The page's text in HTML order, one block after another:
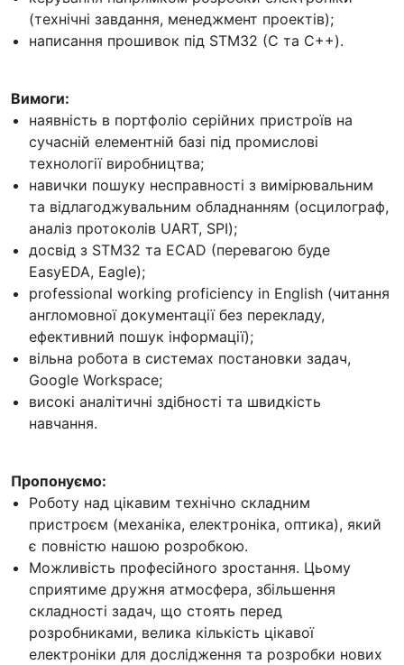
(технічні завдання, менеджмент проектів);
написання прошивок під STM32 (C та С++).
Вимоги:
наявність в портфоліо серійних пристроїв на
сучасній елементній базі під промислові
технології виробництва;
навички пошуку несправності з вимірювальним
та відлагоджувальним обладнанням (осцилограф,
аналіз протоколів UART, SPI);
досвід з STM32 та ECAD (перевагою буде
EasyEDA, Eagle);
professional working proficiency in English (читання
англомовної документації без перекладу,
ефективний пошук інформації);
вільна робота в системах постановки задач,
Google Workspace;
високі аналітичні здібності та швидкість
навчання.
Пропонуємо:
Роботу над цікавим технічно складним
пристроєм (механіка, електроніка, оптика), який
є повністю нашою розробкою.
Можливість професійного зростання. Цьому
сприятиме дружня атмосфера, збільшення
складності задач, що стоять перед
розробниками, велика кількість цікавої
електроніки для дослідження та розробки нових